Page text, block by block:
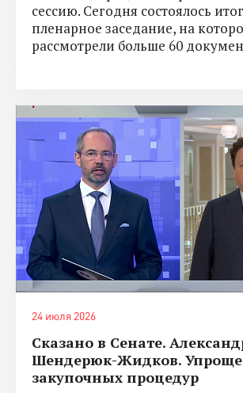
сессию. Сегодня состоялось
пленарное заседание, на
рассмотрели больше 60
24 июля 2026
Сказано в Сенате.
Шендерюк-Жидков.
закупочных процедур